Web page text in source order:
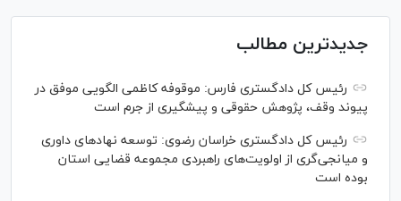
جدیدترین مطالب
رئیس کل دادگستری فارس: موقوفه کاظمی الگویی موفق در
پیوند وقف، پژوهش حقوقی و پیشگیری از جرم است
رئیس کل دادگستری خراسان رضوی: توسعه نهاد‌های داوری
و میانجی‌گری از اولویت‌های راهبردی مجموعه قضایی استان
بوده است